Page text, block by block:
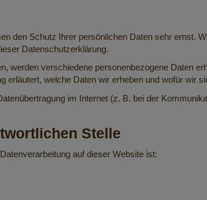
den Schutz Ihrer persönlichen Daten sehr ernst.
Datenschutzerklärung.
werden verschiedene personenbezogene Daten
erläutert, welche Daten wir erheben und wofür wir
im Internet (z. B. bei der
Stelle
auf dieser Website ist: